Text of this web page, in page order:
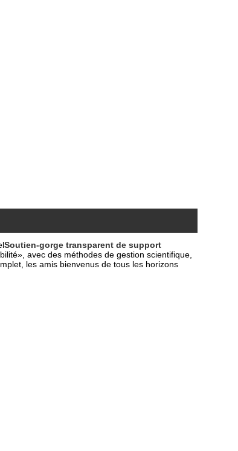
Soutien-gorge transparent de support
avec des méthodes de gestion scientifique,
les amis bienvenus de tous les horizons